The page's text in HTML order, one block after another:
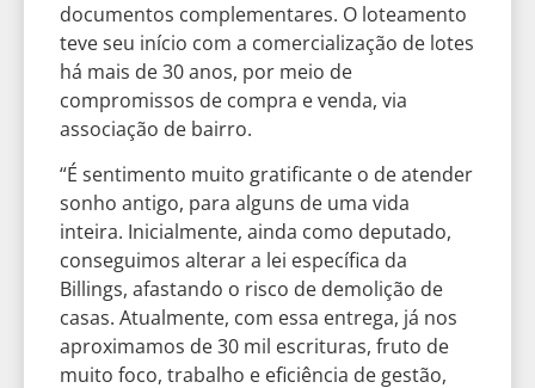
documentos complementares. O loteamento
teve seu início com a comercialização de lotes
há mais de 30 anos, por meio de
compromissos de compra e venda, via
associação de bairro.
“É sentimento muito gratificante o de atender
sonho antigo, para alguns de uma vida
inteira. Inicialmente, ainda como deputado,
conseguimos alterar a lei específica da
Billings, afastando o risco de demolição de
casas. Atualmente, com essa entrega, já nos
aproximamos de 30 mil escrituras, fruto de
muito foco, trabalho e eficiência de gestão,